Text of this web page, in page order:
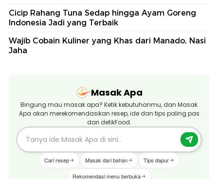
Cicip Rahang Tuna Sedap hingga Ayam Goreng
Indonesia Jadi yang Terbaik
Wajib Cobain Kuliner yang Khas dari Manado, Nasi
Jaha
Masak Apa
Bingung mau masak apa? Ketik kebutuhanmu, dan Masak
Apa akan merekomendasikan resep, ide dan tips paling pas
dari detikFood.
Cari resep Masak dari bahan Tips dapur
Rekomendasi menu berbuka